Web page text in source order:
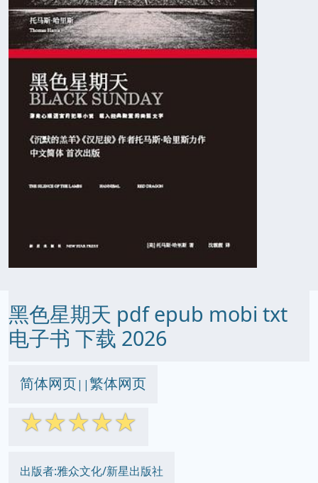
黑色星期天 pdf epub mobi txt
电子书 下载 2026
简体网页||繁体网页
☆☆☆☆☆
出版者:雅众文化/新星出版社